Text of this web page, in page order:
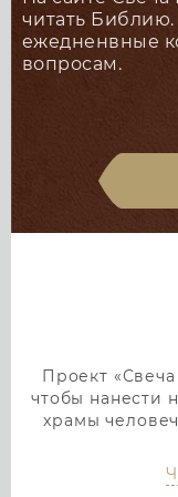
читать
ежедненвные
вопросам.
Проект
чтобы нанести
храмы
мы дадим
храм или